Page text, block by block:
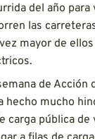
del año para
las
mayor de
de Acción
hecho mucho
carga pública